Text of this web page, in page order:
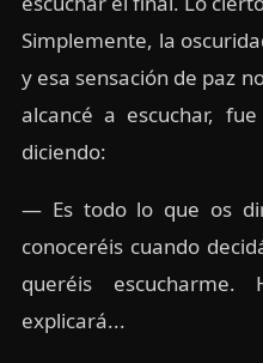
Simplemente, la
y esa sensación de paz
alcancé a escuchar,
diciendo:
— Es todo lo que os
conoceréis cuando
queréis
explicará...